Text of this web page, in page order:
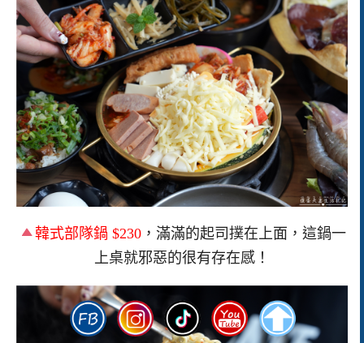
韓式部隊鍋 $230，滿滿的起司撲在上面，這鍋一
上桌就邪惡的很有存在感！